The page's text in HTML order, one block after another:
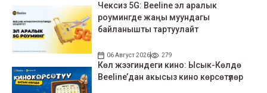
Чексиз 5G: Beeline эл аралык
роумингде жаңы муундагы
байланышты тартуулайт
06 Август 2026 279
Көл жээгиндеги кино: Ысык-Көлдө
Beeline’дан акысыз кино көрсөтүлөр